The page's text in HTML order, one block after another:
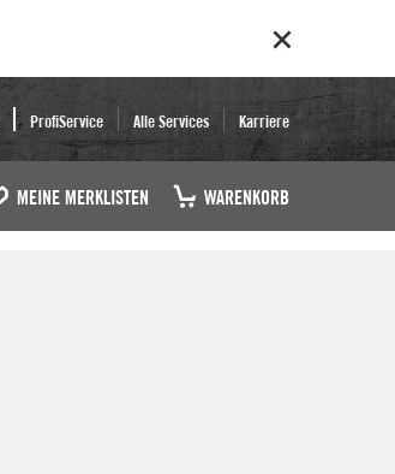
ProfiService Alle Services Karriere
MEINE MERKLISTEN WARENKORB